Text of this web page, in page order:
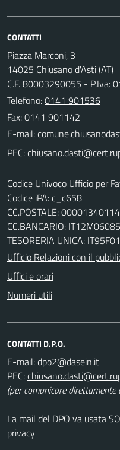
CONTATTI
Piazza Marconi, 3
14025 Chiusano d'Asti (AT)
C.F. 80003290055 - P.Iva:
Telefono:0141 901536
Fax: 0141 901142
E-mail:
PEC:
Codice Univoco Ufficio per
Codice iPA: c_c658
CC.POSTALE:
CC.BANCARIO:
TESORERIA UNICA:
Ufficio Relazioni con il
Uffici e orari
Numeri utili
CONTATTI D.P.O.
E-mail:
PEC:
(per comunicare
La mail del DPO va usata
privacy